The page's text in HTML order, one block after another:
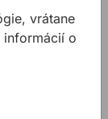
vrátane
informácií o